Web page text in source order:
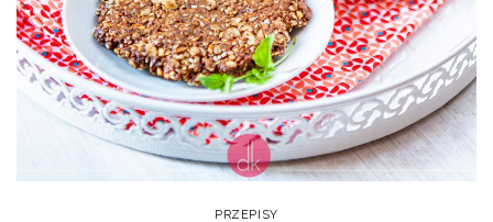
PRZEPISY